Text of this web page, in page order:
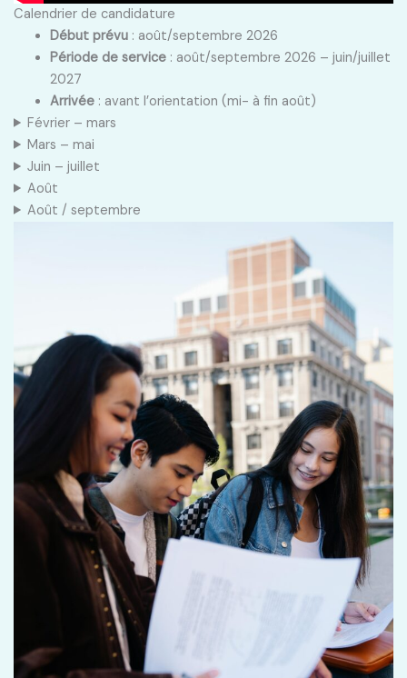
Calendrier de candidature
Début prévu : août/septembre 2026
Période de service : août/septembre 2026 – juin/juillet
2027
Arrivée : avant l’orientation (mi- à fin août)
Février – mars
Mars – mai
Juin – juillet
Août
Août / septembre